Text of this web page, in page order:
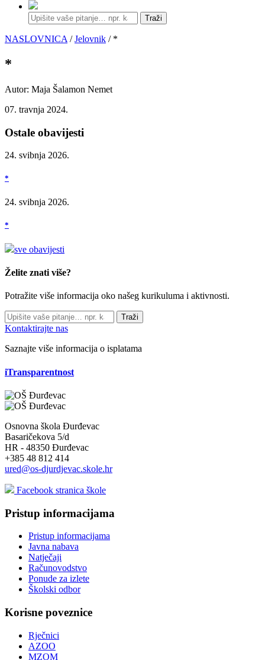
Traži
NASLOVNICA /Jelovnik / *
*
Autor: Maja Šalamon Nemet
07. travnja 2024.
Ostale obavijesti
24. svibnja 2026.
*
24. svibnja 2026.
*
sve obavijesti
Želite znati više?
Potražite više informacija oko našeg kurikuluma i aktivnosti.
Traži
Kontaktirajte nas
Saznajte više informacija o isplatama
iTransparentnost
Osnovna škola Đurđevac
Basaričekova 5/d
HR - 48350 Đurđevac
+385 48 812 414
ured@os-djurdjevac.skole.hr
Facebook stranica škole
Pristup informacijama
Pristup informacijama
Javna nabava
Natječaji
Računovodstvo
Ponude za izlete
Školski odbor
Korisne poveznice
Rječnici
AZOO
MZOM